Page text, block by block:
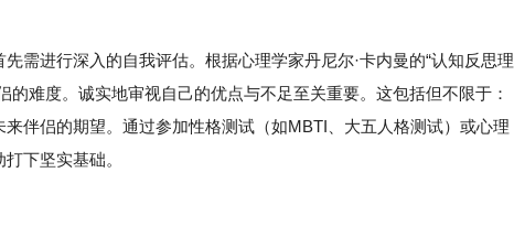
需进行深入的自我评估。根据心理学家丹尼尔·卡内曼的“认知反思理
难度。诚实地审视自己的优点与不足至关重要。这包括但不限于：
伴侣的期望。通过参加性格测试（如MBTI、大五人格测试）或心理
下坚实基础。